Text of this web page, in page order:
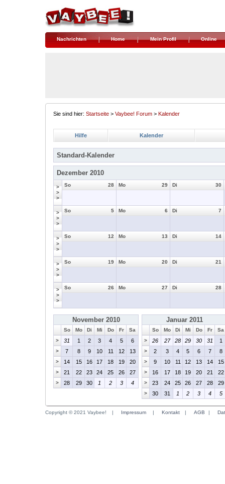
Nachrichten Home Mein Profil Online
Sie sind hier: Startseite > Vaybee! Forum > Kalender
Hilfe Kalender
Standard-Kalender
Dezember 2010
>
>
>
28
So 29
Mo 30
Di
>
>
>
5
So 6
Mo 7
Di
>
>
>
12
So 13
Mo 14
Di
>
>
>
19
So 20
Mo 21
Di
>
>
>
26
So 27
Mo 28
Di
November 2010
So Mo Di Mi Do Fr
Sa
>
31 1 2 3 4 5 6
> 7 8 9 10 11 12 13
> 14 15 16 17 18 19 20
> 21 22 23 24 25 26 27
> 28 29 30 1 2 3 4
Januar 2011
So Mo Di Mi Do Fr
Sa
>
26 27 28 29 30 31 1
> 2 3 4 5 6 7 8
> 9 10 11 12 13 14 15
> 16 17 18 19 20 21 22
> 23 24 25 26 27 28 29
> 30 31 1 2 3 4 5
Copyright © 2021 Vaybee! | Impressum | Kontakt | AGB |